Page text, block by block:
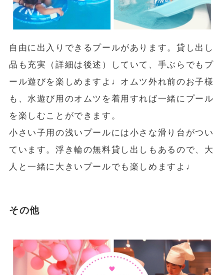
自由に出入りできるプールがあります。貸し出し
品も充実（詳細は後述）していて、手ぶらでもプ
ール遊びを楽しめますよ♩オムツ外れ前のお子様
も、水遊び用のオムツを着用すれば一緒にプール
を楽しむことができます。
小さい子用の浅いプールには小さな滑り台がつい
ています。浮き輪の無料貸し出しもあるので、大
人と一緒に大きいプールでも楽しめますよ♩
その他